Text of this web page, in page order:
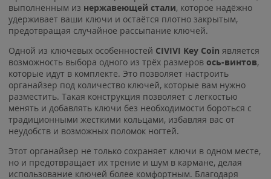
выполненным из нержавеющей стали, которое надёжно
удерживает ваши ключи и остаётся плотно закрытым,
предотвращая случайное рассыпание ключей.
Одной из ключевых особенностей CIVIVI Key Coin является
возможность выбора одного из трёх размеров ось-винтов,
которые идут в комплекте. Это позволяет настроить
органайзер под количество ключей, которые вам нужно
разместить. Такая конструкция позволяет с легкостью
менять и добавлять ключи без необходимости бороться с
традиционными жесткими кольцами, избавляя вас от
неудобств и возможных поломок ногтей.
Этот органайзер не только сохраняет ключи в одном месте,
но и предотвращает их трение и шум в кармане, делая
использование ключей более комфортным. Благодаря